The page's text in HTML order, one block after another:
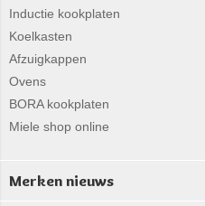
Inductie kookplaten
Koelkasten
Afzuigkappen
Ovens
BORA kookplaten
Miele shop online
Merken nieuws